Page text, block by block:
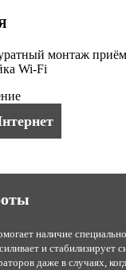
монтаж
Wi-Fi
наличие
и стабилизирует
даже в случаях,